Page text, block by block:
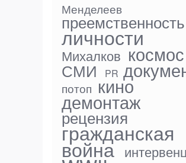
Менделеев
преемственность
личности
Михалков космос
СМИ PR
потоп кино
демонтаж
рецензия
гражданская
война